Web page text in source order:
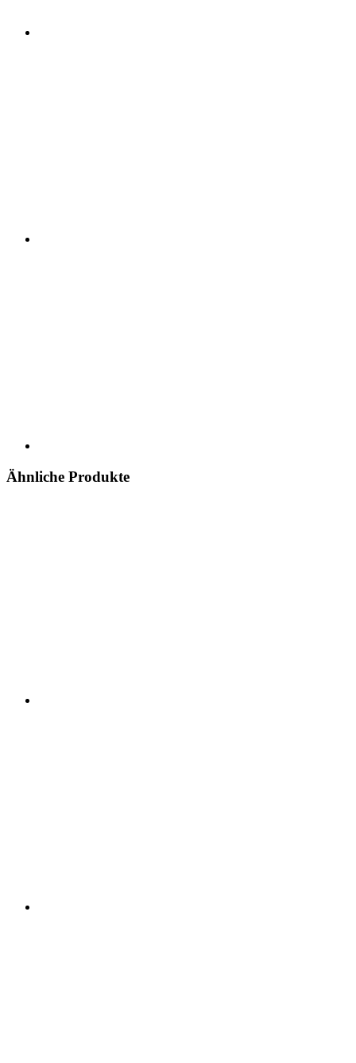
Ähnliche Produkte